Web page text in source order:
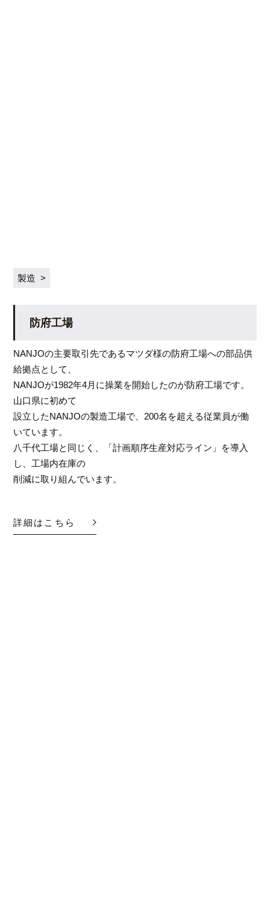
製造
防府工場
NANJOの主要取引先であるマツダ様の防府工場への部品供
給拠点として、
NANJOが1982年4月に操業を開始したのが防府工場です。
山口県に初めて
設立したNANJOの製造工場で、200名を超える従業員が働
いています。
八千代工場と同じく、「計画順序生産対応ライン」を導入
し、工場内在庫の
削減に取り組んでいます。
詳細はこちら